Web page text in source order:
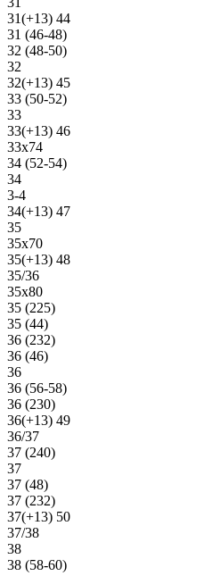
31(+13) 44
31 (46-48)
32 (48-50)
32
32(+13) 45
33 (50-52)
33
33(+13) 46
33х74
34 (52-54)
34
3-4
34(+13) 47
35
35х70
35(+13) 48
35/36
35х80
35 (225)
35 (44)
36 (232)
36 (46)
36
36 (56-58)
36 (230)
36(+13) 49
36/37
37 (240)
37
37 (48)
37 (232)
37(+13) 50
37/38
38
38 (58-60)